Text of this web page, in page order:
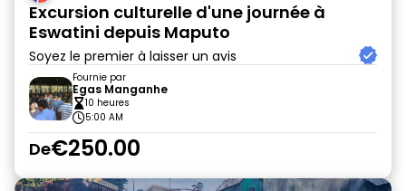
Excursion culturelle d'une journée à
Eswatini depuis Maputo
Soyez le premier à laisser un avis
Fournie par
Egas Manganhe
10 heures
5:00 AM
De€250.00